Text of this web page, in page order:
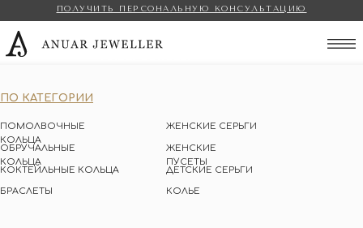
ПОЛУЧИТЬ ПЕРСОНАЛЬНУЮ КОНСУЛЬТАЦИЮ
ПО КАТЕГОРИИ
ПОМОЛВОЧНЫЕ
КОЛЬЦА
ОБРУЧАЛЬНЫЕ
КОЛЬЦА
ЖЕНСКИЕ СЕРЬГИ
КОКТЕЙЛЬНЫЕ КОЛЬЦА
ЖЕНСКИЕ
ПУСЕТЫ
ДЕТСКИЕ СЕРЬГИ
БРАСЛЕТЫ
КОЛЬЕ